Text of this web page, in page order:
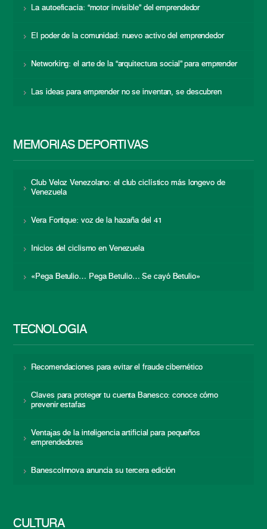
La autoeficacia: “motor invisible” del emprendedor
El poder de la comunidad: nuevo activo del emprendedor
Networking: el arte de la “arquitectura social” para emprender
Las ideas para emprender no se inventan, se descubren
MEMORIAS DEPORTIVAS
Club Veloz Venezolano: el club ciclístico más longevo de
Venezuela
Vera Fortique: voz de la hazaña del 41
Inicios del ciclismo en Venezuela
«Pega Betulio… Pega Betulio… Se cayó Betulio»
TECNOLOGÍA
Recomendaciones para evitar el fraude cibernético
Claves para proteger tu cuenta Banesco: conoce cómo
prevenir estafas
Ventajas de la inteligencia artificial para pequeños
emprendedores
BanescoInnova anuncia su tercera edición
CULTURA